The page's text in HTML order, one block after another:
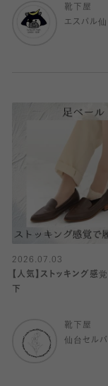
靴下屋
エスパル仙
2026.07.03
【人気】ストッキング感
下
靴下屋
仙台セル